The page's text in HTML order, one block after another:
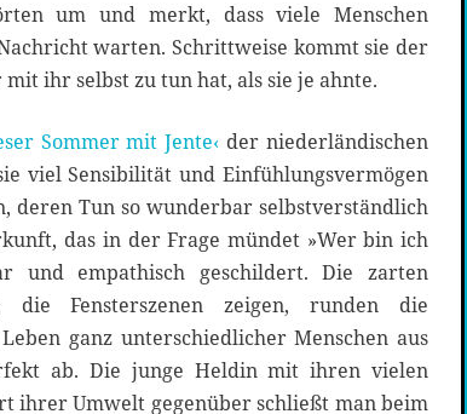
um und merkt, dass viele Menschen
warten. Schrittweise kommt sie der
ihr selbst zu tun hat, als sie je ahnte.
Sommer mit Jente‹ der niederländischen
viel Sensibilität und Einfühlungsvermögen
deren Tun so wunderbar selbstverständlich
das in der Frage mündet »Wer bin ich
und empathisch geschildert. Die zarten
Fensterszenen zeigen, runden die
ganz unterschiedlicher Menschen aus
ab. Die junge Heldin mit ihren vielen
ihrer Umwelt gegenüber schließt man beim